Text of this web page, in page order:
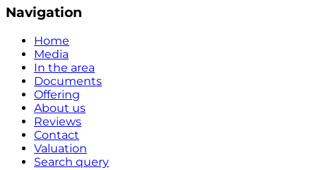
Navigation
Home
Media
In the area
Documents
Offering
About us
Reviews
Contact
Valuation
Search query